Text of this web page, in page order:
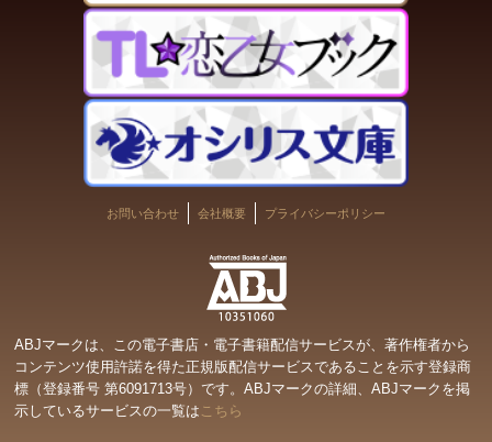
お問い合わせ 会社概要 プライバシーポリシー
ABJマークは、この電子書店・電子書籍配信サービスが、著作権者から
コンテンツ使用許諾を得た正規版配信サービスであることを示す登録商
標（登録番号 第6091713号）です。ABJマークの詳細、ABJマークを掲
示しているサービスの一覧は こちら